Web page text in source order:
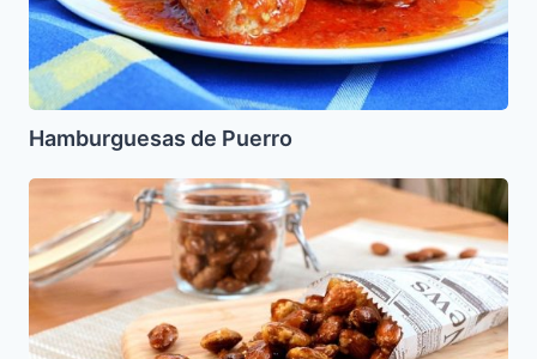
Hamburguesas de Puerro
Almendras
garrapiñadas